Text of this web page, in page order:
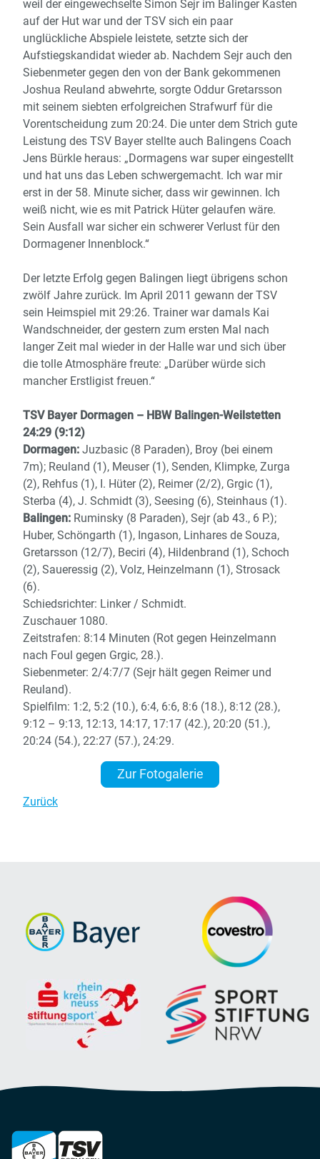
weil der eingewechselte Simon Sejr im Balinger Kasten
auf der Hut war und der TSV sich ein paar
unglückliche Abspiele leistete, setzte sich der
Aufstiegskandidat wieder ab. Nachdem Sejr auch den
Siebenmeter gegen den von der Bank gekommenen
Joshua Reuland abwehrte, sorgte Oddur Gretarsson
mit seinem siebten erfolgreichen Strafwurf für die
Vorentscheidung zum 20:24. Die unter dem Strich gute
Leistung des TSV Bayer stellte auch Balingens Coach
Jens Bürkle heraus: „Dormagens war super eingestellt
und hat uns das Leben schwergemacht. Ich war mir
erst in der 58. Minute sicher, dass wir gewinnen. Ich
weiß nicht, wie es mit Patrick Hüter gelaufen wäre.
Sein Ausfall war sicher ein schwerer Verlust für den
Dormagener Innenblock.“
Der letzte Erfolg gegen Balingen liegt übrigens schon
zwölf Jahre zurück. Im April 2011 gewann der TSV
sein Heimspiel mit 29:26. Trainer war damals Kai
Wandschneider, der gestern zum ersten Mal nach
langer Zeit mal wieder in der Halle war und sich über
die tolle Atmosphäre freute: „Darüber würde sich
mancher Erstligist freuen.“
TSV Bayer Dormagen – HBW Balingen-Weilstetten
24:29 (9:12)
Dormagen: Juzbasic (8 Paraden), Broy (bei einem
7m); Reuland (1), Meuser (1), Senden, Klimpke, Zurga
(2), Rehfus (1), I. Hüter (2), Reimer (2/2), Grgic (1),
Sterba (4), J. Schmidt (3), Seesing (6), Steinhaus (1).
Balingen: Ruminsky (8 Paraden), Sejr (ab 43., 6 P.);
Huber, Schöngarth (1), Ingason, Linhares de Souza,
Gretarsson (12/7), Beciri (4), Hildenbrand (1), Schoch
(2), Saueressig (2), Volz, Heinzelmann (1), Strosack
(6).
Schiedsrichter: Linker / Schmidt.
Zuschauer 1080.
Zeitstrafen: 8:14 Minuten (Rot gegen Heinzelmann
nach Foul gegen Grgic, 28.).
Siebenmeter: 2/4:7/7 (Sejr hält gegen Reimer und
Reuland).
Spielfilm: 1:2, 5:2 (10.), 6:4, 6:6, 8:6 (18.), 8:12 (28.),
9:12 – 9:13, 12:13, 14:17, 17:17 (42.), 20:20 (51.),
20:24 (54.), 22:27 (57.), 24:29.
Zur Fotogalerie
Zurück